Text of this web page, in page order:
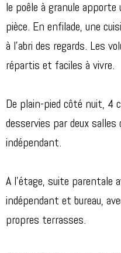
le poêle à granule
pièce. En enfilade, une
à l'abri des regards. Les
répartis et faciles à vivre.
De plain-pied côté nuit, 4
desservies par deux salles
indépendant.
A l'étage, suite parentale
indépendant et bureau,
propres terrasses.